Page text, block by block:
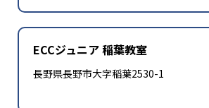
ECCジュニア 稲葉教室
長野県長野市大字稲葉2530-1